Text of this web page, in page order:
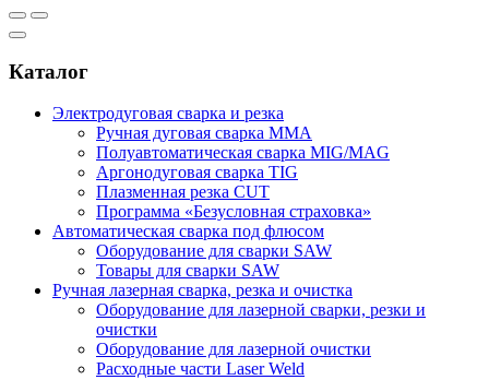
Каталог
Электродуговая сварка и резка
Ручная дуговая сварка MMA
Полуавтоматическая сварка MIG/MAG
Аргонодуговая сварка TIG
Плазменная резка CUT
Программа «Безусловная страховка»
Автоматическая сварка под флюсом
Оборудование для сварки SAW
Товары для сварки SAW
Ручная лазерная сварка, резка и очистка
Оборудование для лазерной сварки, резки и
очистки
Оборудование для лазерной очистки
Расходные части Laser Weld